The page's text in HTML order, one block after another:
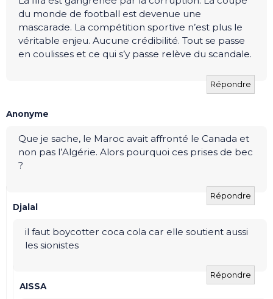
du monde de football est devenue une
mascarade. La compétition sportive n’est plus le
véritable enjeu. Aucune crédibilité. Tout se passe
en coulisses et ce qui s’y passe relève du scandale.
Répondre
Anonyme
Que je sache, le Maroc avait affronté le Canada et
non pas l’Algérie. Alors pourquoi ces prises de bec
?
Répondre
Djalal
il faut boycotter coca cola car elle soutient aussi
les sionistes
Répondre
AISSA